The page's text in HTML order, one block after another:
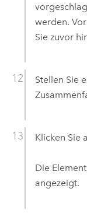
werden.
Sie zuvor
Stellen Sie
Klicken Sie
Die
angezeigt.